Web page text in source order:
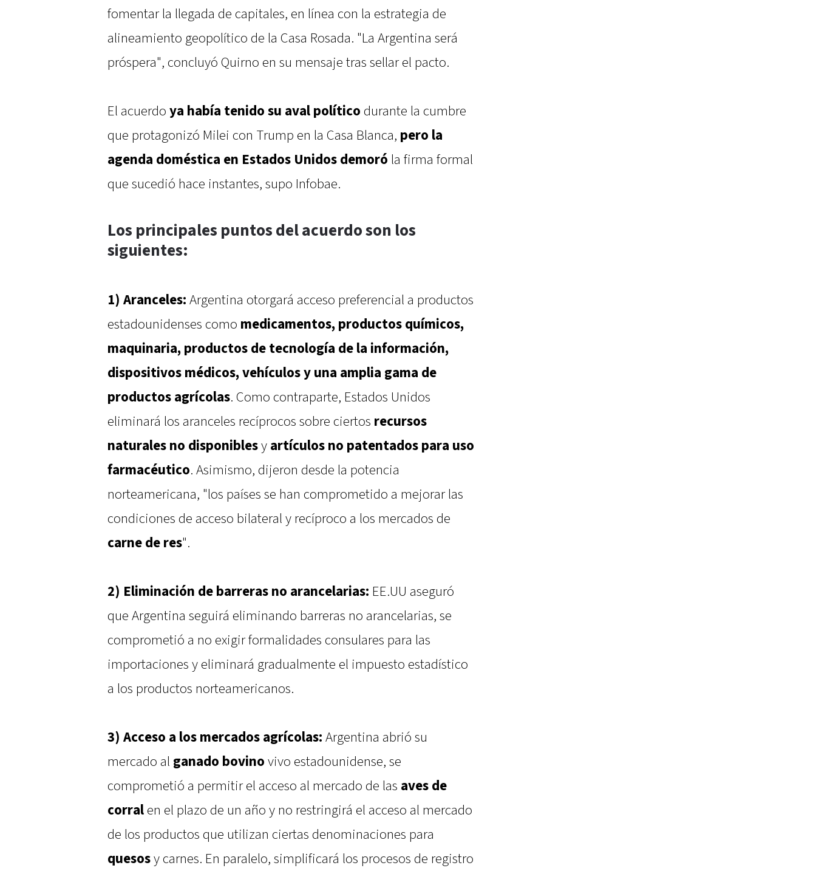
fomentar la llegada de capitales, en línea con la estrategia de
alineamiento geopolítico de la Casa Rosada. "La Argentina será
próspera", concluyó Quirno en su mensaje tras sellar el pacto.
El acuerdo ya había tenido su aval político durante la cumbre
que protagonizó Milei con Trump en la Casa Blanca, pero la
agenda doméstica en Estados Unidos demoró la firma formal
que sucedió hace instantes, supo Infobae.
Los principales puntos del acuerdo son los
siguientes:
1) Aranceles: Argentina otorgará acceso preferencial a productos
estadounidenses como medicamentos, productos químicos,
maquinaria, productos de tecnología de la información,
dispositivos médicos, vehículos y una amplia gama de
productos agrícolas. Como contraparte, Estados Unidos
eliminará los aranceles recíprocos sobre ciertos recursos
naturales no disponiblesy artículos no patentados para uso
farmacéutico. Asimismo, dijeron desde la potencia
norteamericana, "los países se han comprometido a mejorar las
condiciones de acceso bilateral y recíproco a los mercados de
carne de res".
2) Eliminación de barreras no arancelarias: EE.UU aseguró
que Argentina seguirá eliminando barreras no arancelarias, se
comprometió a no exigir formalidades consulares para las
importaciones y eliminará gradualmente el impuesto estadístico
a los productos norteamericanos.
3) Acceso a los mercados agrícolas: Argentina abrió su
mercado al ganado bovino vivo estadounidense, se
comprometió a permitir el acceso al mercado de las aves de
corralen el plazo de un año y no restringirá el acceso al mercado
de los productos que utilizan ciertas denominaciones para
quesosy carnes. En paralelo, simplificará los procesos de registro